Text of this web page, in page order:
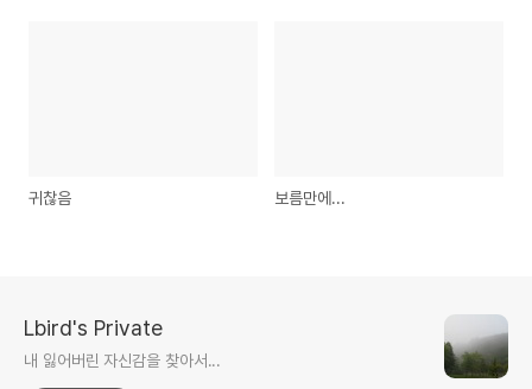
귀찮음 보름만에...
Lbird's Private
내 잃어버린 자신감을 찾아서...